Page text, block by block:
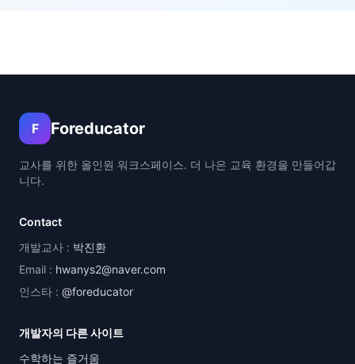
F Foreducator
교사를 위한 올인원 워크스페이스. 더 나은 교육 환경을 만들어갑
니다.
Contact
개발교사 : 박진환
Email : hwanys2@naver.com
인스타 : @foreducator
개발자의 다른 사이트
수학하는 즐거움